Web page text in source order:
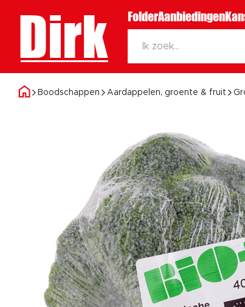
Dirk FolderAanbiedingen
Boodschappen Aardappelen, groente & fruit